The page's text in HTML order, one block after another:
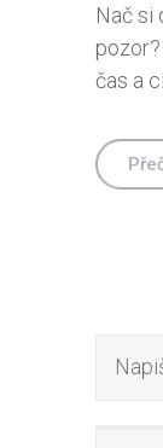
Nač si
čas a